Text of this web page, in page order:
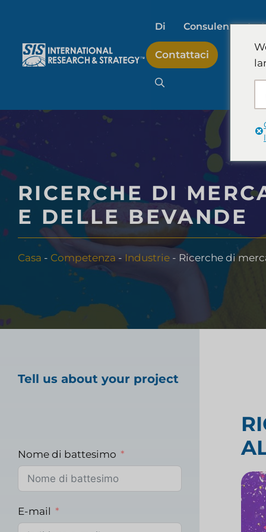
Di Consulenza
Ricerche di
sull'intelligenza
Ricerche di
Ricerche sul
consumatori
Ricerca e strategia
Test sui prodotti
Ricerche di
Contattaci
RICERCHE DI
E DELLE BEVANDE
Casa - Competenza - Industrie - Ricerche di
Tell us about your project
Nome di battesimo
E-mail